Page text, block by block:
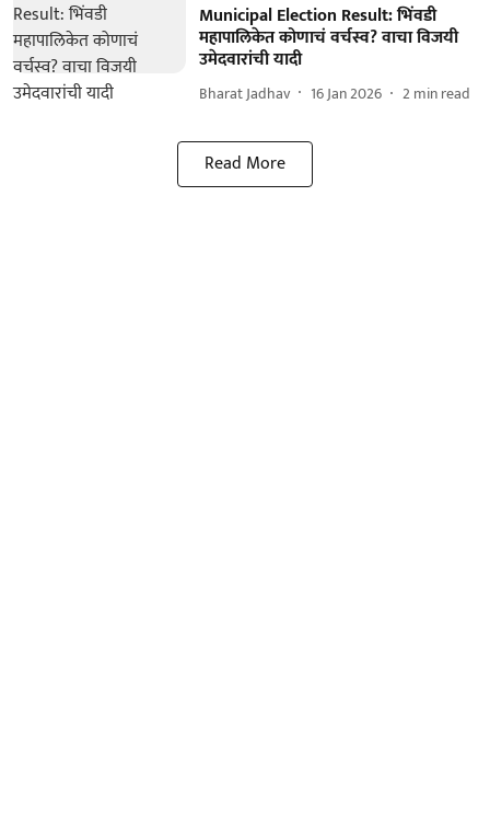
Municipal Election Result: भिंवडी
महापालिकेत कोणाचं वर्चस्व? वाचा विजयी
उमेदवारांची यादी
Bharat Jadhav 16 Jan 2026 2min read
Read More